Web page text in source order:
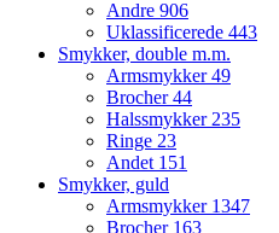
Andre 906
Uklassificerede 443
Smykker, double m.m.
Armsmykker49
Brocher44
Halssmykker 235
Ringe 23
Andet 151
Smykker, guld
Armsmykker 1347
Brocher 163